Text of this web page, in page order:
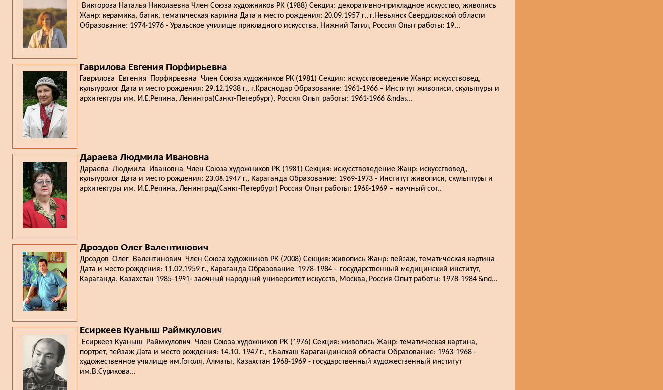
Викторова Наталья Николаевна Член Союза художников РК (1988) Секция: декоративно-прикладное искусство, живопись
Жанр: керамика, батик, тематическая картина Дата и место рождения: 20.09.1957 г., г.Невьянск Свердловской области
Образование: 1974-1976 - Уральское училище прикладного искусства, Нижний Тагил, Россия Опыт работы: 19...
Гаврилова Евгения Порфирьевна
Гаврилова Евгения Порфирьевна Член Союза художников РК (1981) Секция: искусствоведение Жанр: искусствовед,
культуролог Дата и место рождения: 29.12.1938 г., г.Краснодар Образование: 1961-1966 – Институт живописи, скульптуры и
архитектуры им. И.Е.Репина, Ленингра(Санкт-Петербург), Россия Опыт работы: 1961-1966 &ndas...
Дараева Людмила Ивановна
Дараева Людмила Ивановна Член Союза художников РК (1981) Секция: искусствоведение Жанр: искусствовед,
культуролог Дата и место рождения: 23.08.1947 г., Караганда Образование: 1969-1973 - Институт живописи, скульптуры и
архитектуры им. И.Е.Репина, Ленинград(Санкт-Петербург) Россия Опыт работы: 1968-1969 – научный сот...
Дроздов Олег Валентинович
Дроздов Олег Валентинович Член Союза художников РК (2008) Секция: живопись Жанр: пейзаж, тематическая картина
Дата и место рождения: 11.02.1959 г., Караганда Образование: 1978-1984 – государственный медицинский институт,
Караганда, Казахстан 1985-1991- заочный народный университет искусств, Москва, Россия Опыт работы: 1978-1984 &nd...
Есиркеев Куаныш Раймкулович
Есиркеев Куаныш Раймкулович Член Союза художников РК (1976) Секция: живопись Жанр: тематическая картина,
портрет, пейзаж Дата и место рождения: 14.10. 1947 г., г.Балхаш Карагандинской области Образование: 1963-1968 -
художественное училище им.Гоголя, Алматы, Казахстан 1968-1969 - государственный художественный институт
им.В.Сурикова...